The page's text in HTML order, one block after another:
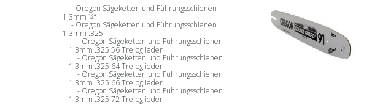
Oregon Sägeketten und Führungsschienen
1.3mm ¼“
Oregon Sägeketten und Führungsschienen
1.3mm .325
Oregon Sägeketten und Führungsschienen
1.3mm .325 56 Treibglieder
Oregon Sägeketten und Führungsschienen
1.3mm .325 64 Treibglieder
Oregon Sägeketten und Führungsschienen
1.3mm .325 66 Treibglieder
Oregon Sägeketten und Führungsschienen
1.3mm .325 72 Treibglieder